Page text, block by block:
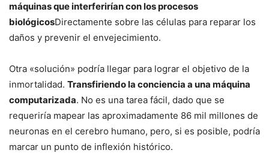
máquinas que interferirían con los procesos
biológicosDirectamente sobre las células para reparar los
daños y prevenir el envejecimiento.
Otra «solución» podría llegar para lograr el objetivo de la
inmortalidad. Transfiriendo la conciencia a una máquina
computarizada. No es una tarea fácil, dado que se
requeriría mapear las aproximadamente 86 mil millones de
neuronas en el cerebro humano, pero, si es posible, podría
marcar un punto de inflexión histórico.